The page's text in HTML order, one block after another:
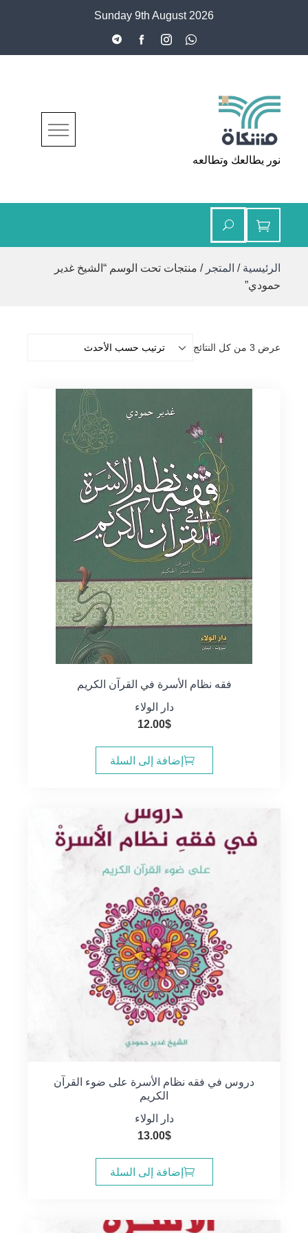
Sunday 9th August 2026
مشكاة
نور يطالعك وتطالعه
الرئيسية / المتجر / منتجات تحت الوسم “الشيخ غدير
حمودي”
عرض ⁦3⁩ من كل النتائج
تم
الأحدث
فقه نظام الأسرة في القرآن الكريم
دار الولاء
12.00$
إضافة إلى السلة
دروس في فقه نظام الأسرة على ضوء القرآن
الكريم
دار الولاء
13.00$
إضافة إلى السلة